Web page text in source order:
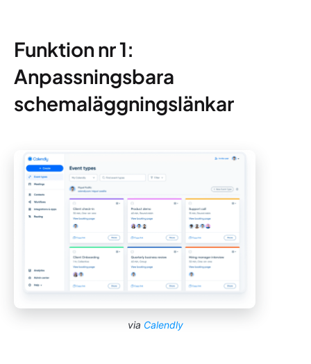
Funktion nr 1:
Anpassningsbara
schemaläggningslänkar
via Calendly